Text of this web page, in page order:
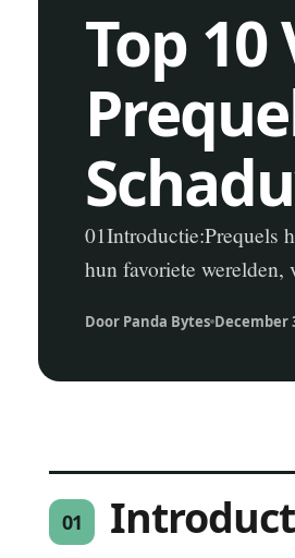
Top
01Introductie:Prequels
hun favoriete
Door Panda Bytes December
01